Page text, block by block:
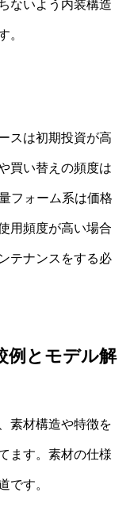
ないよう内装構造
。
スは初期投資が高
買い替えの頻度は
フォーム系は価格
用頻度が高い場合
テナンスをする必
例とモデル解
素材構造や特徴を
ます。素材の仕様
です。